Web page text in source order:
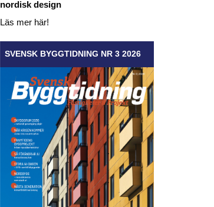
nordisk design
Läs mer här!
SVENSK BYGGTIDNING NR 3 2026